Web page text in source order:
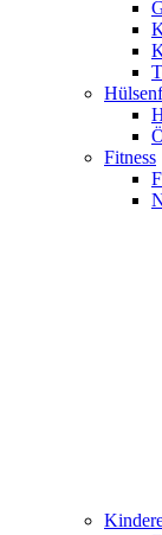
Fitness